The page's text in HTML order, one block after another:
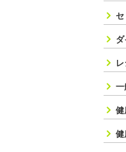
セ
ダ
一
健
健